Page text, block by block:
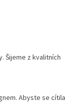
Šijeme z kvalitních
Abyste se cítila